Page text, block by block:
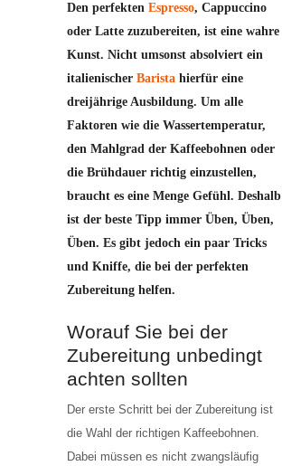
Den perfekten Espresso, Cappuccino
oder Latte zuzubereiten, ist eine wahre
Kunst. Nicht umsonst absolviert ein
italienischer Barista hierfür eine
dreijährige Ausbildung. Um alle
Faktoren wie die Wassertemperatur,
den Mahlgrad der Kaffeebohnen oder
die Brühdauer richtig einzustellen,
braucht es eine Menge Gefühl. Deshalb
ist der beste Tipp immer Üben, Üben,
Üben. Es gibt jedoch ein paar Tricks
und Kniffe, die bei der perfekten
Zubereitung helfen.
Worauf Sie bei der
Zubereitung unbedingt
achten sollten
Der erste Schritt bei der Zubereitung ist
die Wahl der richtigen Kaffeebohnen.
Dabei müssen es nicht zwangsläufig